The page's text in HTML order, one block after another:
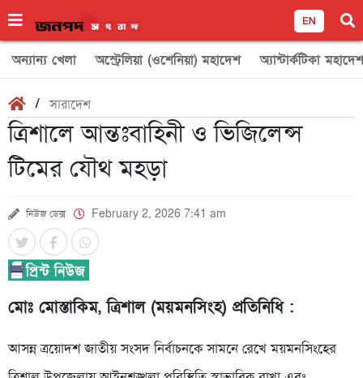
EN
অন্যান্য খেলা অস্ট্রেলিয়া (ওশেনিয়া) মহাদেশ অ্যান্টার্কটিকা মহাদেশ
/সারাদেশ
ত্রিশালে আন্তঃবাহিনী ও ভিজিলেন্স
টিমের যৌথ মহড়া
নিউজ ডেক্স February 2, 2026 7:41 am
মোঃ মোস্তাকিম, ত্রিশাল (ময়মনসিংহ) প্রতিনিধি :
আসন্ন ত্রয়োদশ জাতীয় সংসদ নির্বাচনকে সামনে রেখে ময়মনসিংহের